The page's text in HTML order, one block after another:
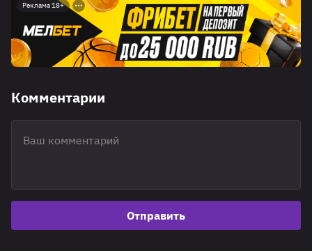
Реклама 18+
Комментарии
Отправить